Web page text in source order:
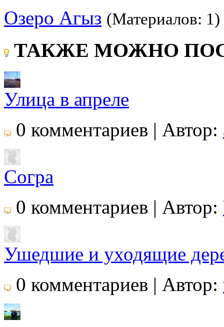
Озеро Агыз (Материалов: 1)
ТАКЖЕ МОЖНО
Улица в апреле
0 комментариев | Автор:
Согра
0 комментариев | Автор:
Ушедшие и уходящие
0 комментариев | Автор: